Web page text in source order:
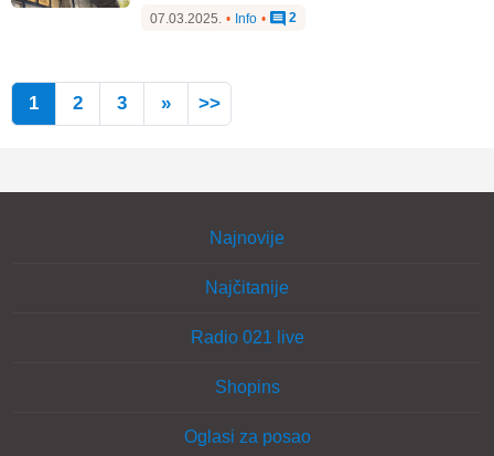
07.03.2025. • Info • 2
1 2 3 » >>
Najnovije
Najčitanije
Radio 021 live
Shopins
Oglasi za posao